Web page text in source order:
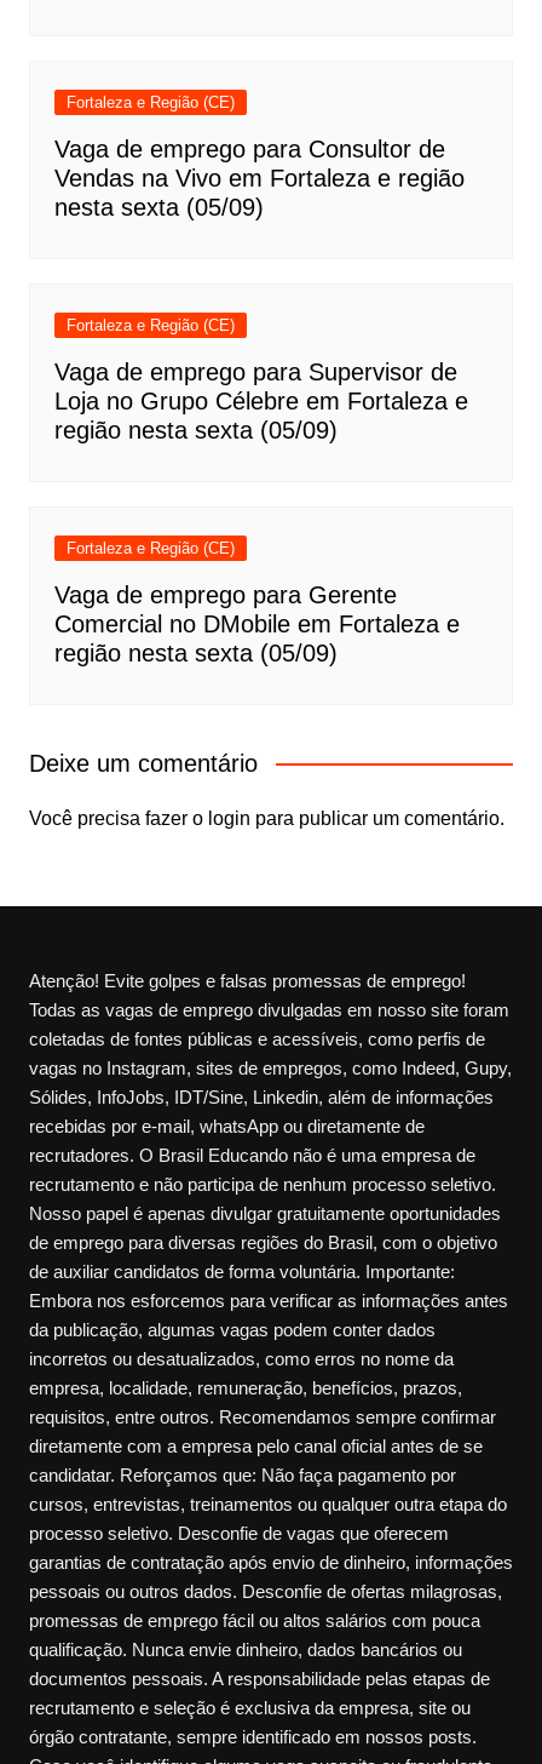
Fortaleza e Região (CE)
Vaga de emprego para Consultor de
Vendas na Vivo em Fortaleza e região
nesta sexta (05/09)
Fortaleza e Região (CE)
Vaga de emprego para Supervisor de
Loja no Grupo Célebre em Fortaleza e
região nesta sexta (05/09)
Fortaleza e Região (CE)
Vaga de emprego para Gerente
Comercial no DMobile em Fortaleza e
região nesta sexta (05/09)
Deixe um comentário
Você precisa fazer o login para publicar um comentário.
Atenção! Evite golpes e falsas promessas de emprego!
Todas as vagas de emprego divulgadas em nosso site foram
coletadas de fontes públicas e acessíveis, como perfis de
vagas no Instagram, sites de empregos, como Indeed, Gupy,
Sólides, InfoJobs, IDT/Sine, Linkedin, além de informações
recebidas por e-mail, whatsApp ou diretamente de
recrutadores. O Brasil Educando não é uma empresa de
recrutamento e não participa de nenhum processo seletivo.
Nosso papel é apenas divulgar gratuitamente oportunidades
de emprego para diversas regiões do Brasil, com o objetivo
de auxiliar candidatos de forma voluntária. Importante:
Embora nos esforcemos para verificar as informações antes
da publicação, algumas vagas podem conter dados
incorretos ou desatualizados, como erros no nome da
empresa, localidade, remuneração, benefícios, prazos,
requisitos, entre outros. Recomendamos sempre confirmar
diretamente com a empresa pelo canal oficial antes de se
candidatar. Reforçamos que: Não faça pagamento por
cursos, entrevistas, treinamentos ou qualquer outra etapa do
processo seletivo. Desconfie de vagas que oferecem
garantias de contratação após envio de dinheiro, informações
pessoais ou outros dados. Desconfie de ofertas milagrosas,
promessas de emprego fácil ou altos salários com pouca
qualificação. Nunca envie dinheiro, dados bancários ou
documentos pessoais. A responsabilidade pelas etapas de
recrutamento e seleção é exclusiva da empresa, site ou
órgão contratante, sempre identificado em nossos posts.